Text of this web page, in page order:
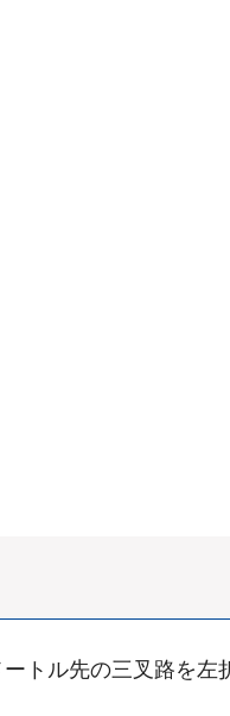
トル先の三叉路を